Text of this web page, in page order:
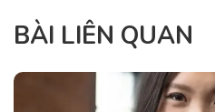
BÀI LIÊN QUAN